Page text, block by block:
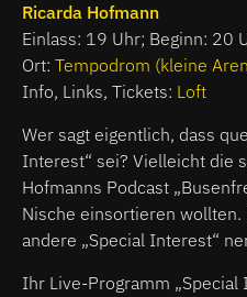
Ricarda Hofmann
Einlass: 19 Uhr; Beginn: 20
Ort: Tempodrom (kleine
Info, Links, Tickets: Loft
Wer sagt eigentlich, dass
Interest“ sei? Vielleicht die
Hofmanns Podcast
Nische einsortieren wollten.
andere „Special Interest“
Ihr Live-Programm „Special